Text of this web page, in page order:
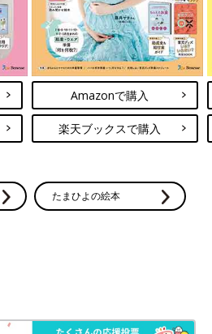
Amazonで購入
楽天ブックスで購入
たまひよの絵本